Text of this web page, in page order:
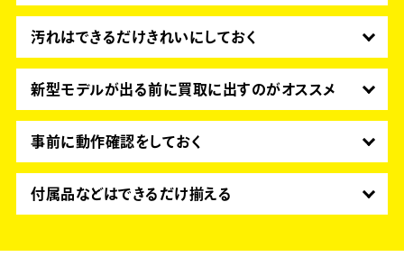
引っ越しで不要になった家電など、まとめて買取に
出すと査定額がアップする可能性が高まります。本
やゲーム、フィギュアなどもまとめて査定できま
す。買取王子なら全部まとめてダンボールに詰める
汚れはできるだけきれいにしておく
きれいな商品は査定額がアップしやすいです。
本体表面の汚れやホコリは、クリーナーなどできれ
いに拭き取っておくことが大切です。
新型モデルが出る前に買取に出すのがオススメ
発売したばかりの商品は、新品に近い価格で販売で
きるので査定額が高くなりやすいです。
「買ってみたけど使わない」「今は使わないけどま
た使うかも…」そんな商品はお家で眠らせておくよ
事前に動作確認をしておく
液晶の表示がおかしい、ボタンが押せない、音がな
らないなどの動作不良はマイナス査定の要因となり
ます。
付属品などはできるだけ揃える